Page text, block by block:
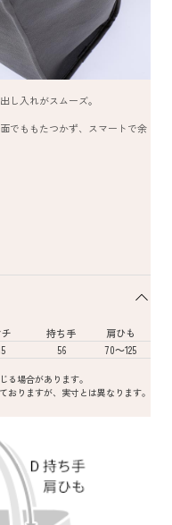
し入れがスムーズ。
でももたつかず、スマートで余
持ち手
肩ひも
56 70～125
場合があります。
りますが、実寸とは異なります。